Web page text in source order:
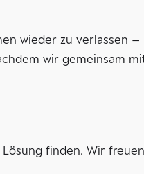
wieder zu verlassen –
wir gemeinsam
finden. Wir